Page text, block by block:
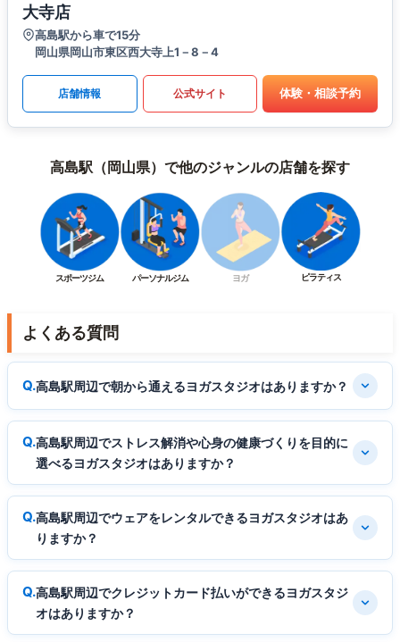
大寺店
高島駅から車で15分
岡山県岡山市東区西大寺上1－8－4
店舗情報 公式サイト 体験・相談予約
高島駅（岡山県）で他のジャンルの店舗を探す
スポーツジム パーソナルジム ヨガ ピラティス
よくある質問
高島駅周辺で朝から通えるヨガスタジオはありますか？
高島駅周辺でストレス解消や心身の健康づくりを目的に
選べるヨガスタジオはありますか？
高島駅周辺でウェアをレンタルできるヨガスタジオはあ
りますか？
高島駅周辺でクレジットカード払いができるヨガスタジ
オはありますか？